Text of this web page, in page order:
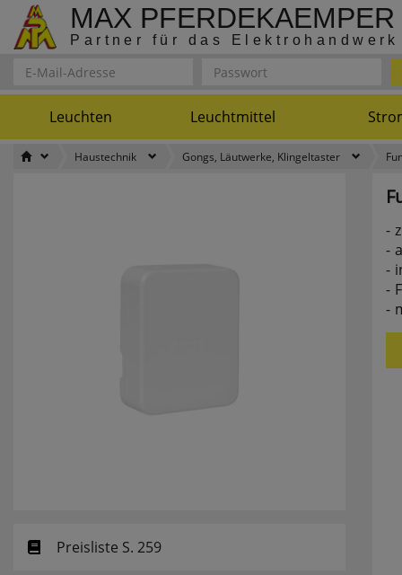
MAX PFERDEKAEMPER
Partner für das Elektrohandwerk
Leuchten Leuchtmittel
Haustechnik Gongs, Läutwerke, Klingeltaster
Preisliste S. 259